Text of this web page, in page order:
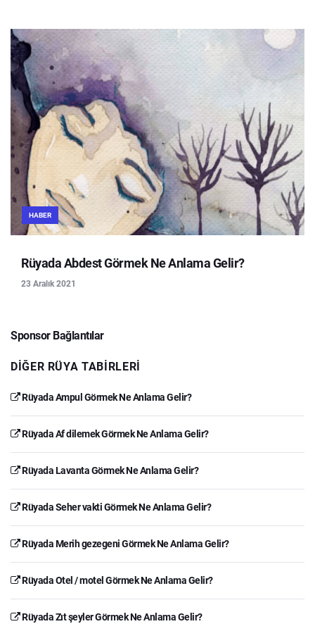
HABER
Rüyada Abdest Görmek Ne Anlama Gelir?
23 Aralık 2021
Sponsor Bağlantılar
DIĞER RÜYA TABIRLERI
Rüyada Ampul Görmek Ne Anlama Gelir?
Rüyada Af dilemek Görmek Ne Anlama Gelir?
Rüyada Lavanta Görmek Ne Anlama Gelir?
Rüyada Seher vakti Görmek Ne Anlama Gelir?
Rüyada Merih gezegeni Görmek Ne Anlama Gelir?
Rüyada Otel / motel Görmek Ne Anlama Gelir?
Rüyada Zıt şeyler Görmek Ne Anlama Gelir?